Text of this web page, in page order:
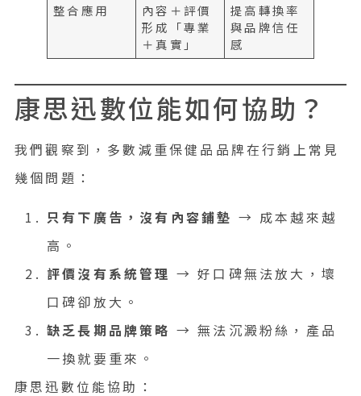
整合應用
內容＋評價
形成「專業
＋真實」
提高轉換率
與品牌信任
感
康思迅數位能如何協助？
我們觀察到，多數減重保健品品牌在行銷上常見
幾個問題：
只有下廣告，沒有內容鋪墊 → 成本越來越
高。
評價沒有系統管理 → 好口碑無法放大，壞
口碑卻放大。
缺乏長期品牌策略 → 無法沉澱粉絲，產品
一換就要重來。
康思迅數位能協助：